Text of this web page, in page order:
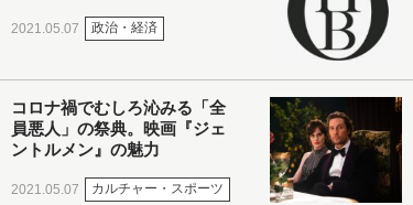
2021.05.07 政治・経済
コロナ禍でむしろ沁みる「全
員悪人」の祭典。映画『ジェ
ントルメン』の魅力
2021.05.07 カルチャー・スポーツ